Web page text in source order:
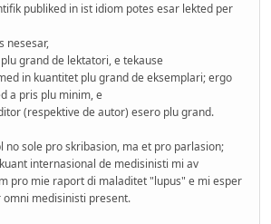
publiked in ist idiom potes esar lekted per
nesesar,
grand de lektatori, e tekause
in kuantitet plu grand de eksemplari; ergo
a pris plu minim, e
(respektive de autor) esero plu grand.
no sole pro skribasion, ma et pro parlasion;
internasional de medisinisti mi av
pro mie raport di maladitet "lupus" e mi esper
medisinisti present.